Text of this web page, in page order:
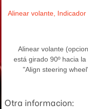
Alinear volante,
Alinear volante
está girado 90º hacia
"Align steering
Otra informacion: